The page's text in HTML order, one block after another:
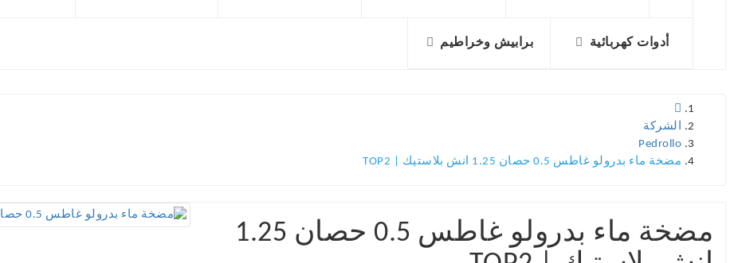
أدوات كهربائية برابيش وخراطيم
الشركة
Pedrollo
مضخة ماء بدرولو غاطس 0.5 حصان 1.25 انش بلاستيك | TOP2
مضخة ماء بدرولو غاطس 0.5 حصان 1.25